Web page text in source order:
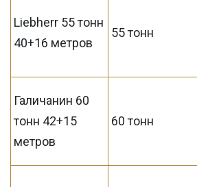
Liebherr 55 тонн
40+16 метров
55 тонн
Галичанин 60
тонн 42+15
метров
60 тонн